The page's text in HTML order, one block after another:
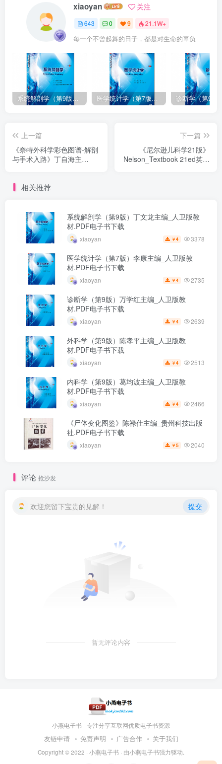
xiaoyan 关注
643 0 9 21.1W+
每一个不曾起舞的日子，都是对生命的辜负
系统解剖学（第9版）丁文龙主编_人卫版教材.PDF电子书下载 医学统计学（第7版）李康主编_人卫版教材.PDF电子书下载
上一篇
《奈特外科学彩色图谱-解剖
与手术入路》丁自海主
下一篇
《尼尔逊儿科学21版》
Nelson_Textbook 21ed英文
相关推荐
系统解剖学（第9版）丁文龙主编_人卫版教
材.PDF电子书下载
xiaoyan ￥4 3378
医学统计学（第7版）李康主编_人卫版教
材.PDF电子书下载
xiaoyan ￥4 2735
诊断学（第9版）万学红主编_人卫版教
材.PDF电子书下载
xiaoyan ￥4 2639
外科学（第9版）陈孝平主编_人卫版教
材.PDF电子书下载
xiaoyan ￥4 2513
内科学（第9版）葛均波主编_人卫版教
材.PDF电子书下载
xiaoyan ￥4 2466
《尸体变化图鉴》陈禄仕主编_贵州科技出版
社.PDF电子书下载
xiaoyan ￥5 2040
评论 抢沙发
欢迎您留下宝贵的见解！ 提交
暂无评论内容
小燕电子书 - 专注分享互联网优质电子书资源
友链申请 免责声明 广告合作 关于我们
Copyright © 2022 · 小燕电子书 · 由小燕电子书强力驱动.